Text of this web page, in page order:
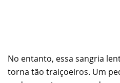
No entanto, essa sangria
torna tão traiçoeiros. Um